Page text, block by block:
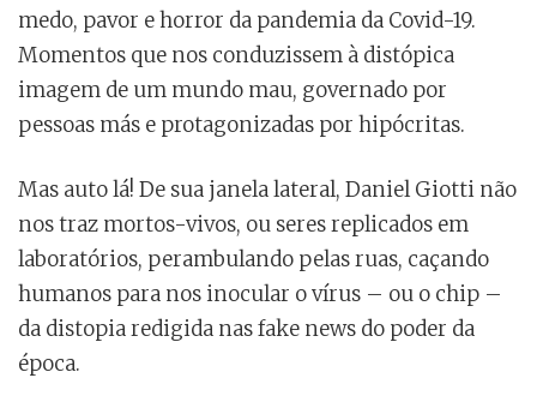
medo, pavor e horror da pandemia da Covid-19.
Momentos que nos conduzissem à distópica
imagem de um mundo mau, governado por
pessoas más e protagonizadas por hipócritas.
Mas auto lá! De sua janela lateral, Daniel Giotti não
nos traz mortos-vivos, ou seres replicados em
laboratórios, perambulando pelas ruas, caçando
humanos para nos inocular o vírus – ou o chip –
da distopia redigida nas fake news do poder da
época.